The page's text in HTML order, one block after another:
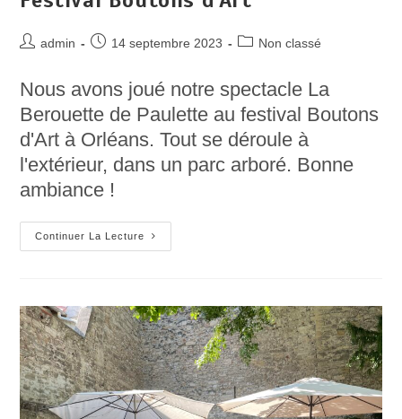
Auteur/autrice
publication :
admin
Post14 septembre 2023
PostNon classé
Nous avons joué notre spectacle La
Berouette de Paulette au festival Boutons
d'Art à Orléans. Tout se déroule à
l'extérieur, dans un parc arboré. Bonne
ambiance !
Continuer La Lecture
Festival
Boutons